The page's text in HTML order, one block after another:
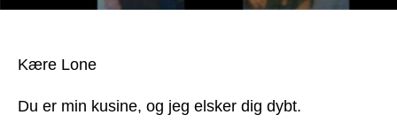
Kære Lone
Du er min kusine, og jeg elsker dig dybt.